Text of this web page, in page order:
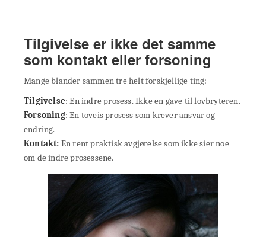
Tilgivelse er ikke det samme
som kontakt eller forsoning
Mange blander sammen tre helt forskjellige ting:
Tilgivelse: En indre prosess. Ikke en gave til lovbryteren.
Forsoning: En toveis prosess som krever ansvar og
endring.
Kontakt: En rent praktisk avgjørelse som ikke sier noe
om de indre prosessene.